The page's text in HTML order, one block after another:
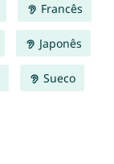
Francês
Japonês
Sueco